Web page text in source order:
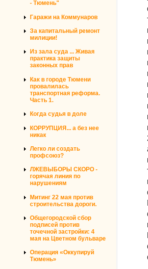
- Тюмень"
Гаражи на Коммунаров
За капитальный ремонт
милиции!
Из зала суда ... Живая
практика защиты
законных прав
Как в городе Тюмени
провалилась
транспортная реформа.
Часть 1.
Когда судья в доле
КОРРУПЦИЯ... а без нее
никак
Легко ли создать
профсоюз?
ЛЖЕВЫБОРЫ СКОРО -
горячая линия по
нарушениям
Митинг 22 мая против
строительства дороги.
Общегородской сбор
подписей против
точечной застройки: 4
мая на Цветном бульваре
Операция «Оккупируй
Тюмень»